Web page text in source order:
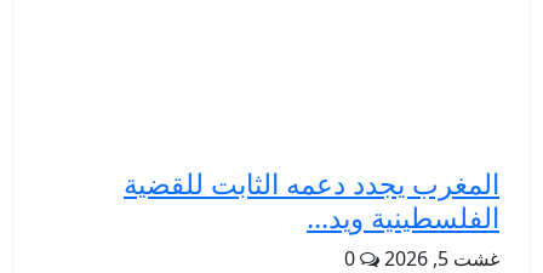
المغرب يجدد دعمه الثابت للقضية
الفلسطينية ويد...
غشت 5, 2026 0